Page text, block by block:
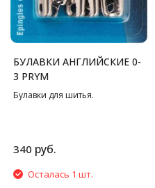
БУЛАВКИ АНГЛИЙСКИЕ 0-
3 PRYM
Булавки для шитья.
340 руб.
Осталась 1 шт.